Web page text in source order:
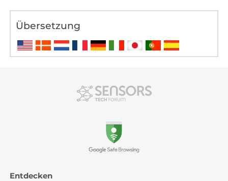
Übersetzung
Entdecken